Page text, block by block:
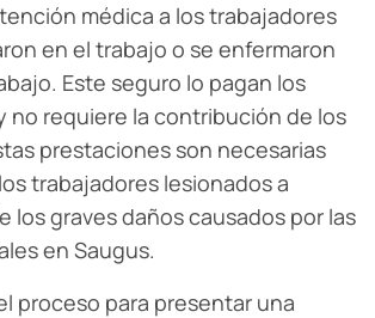
médica a los trabajadores
en el trabajo o se enfermaron
Este seguro lo pagan los
no requiere la contribución de los
prestaciones son necesarias
trabajadores lesionados a
los graves daños causados por las
en Saugus.
proceso para presentar una